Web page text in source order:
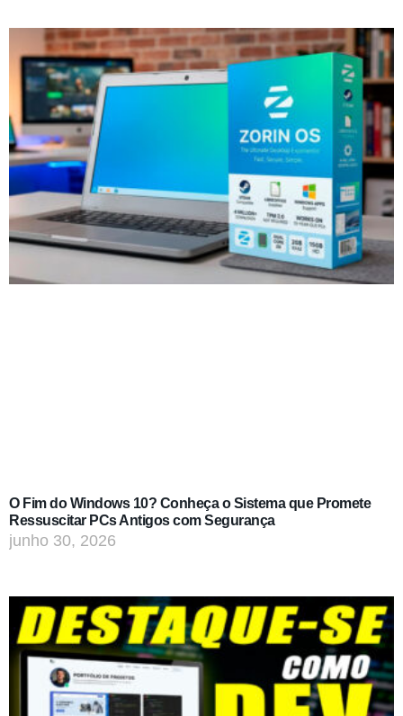
O Fim do Windows 10? Conheça o Sistema que Promete
Ressuscitar PCs Antigos com Segurança
junho 30, 2026